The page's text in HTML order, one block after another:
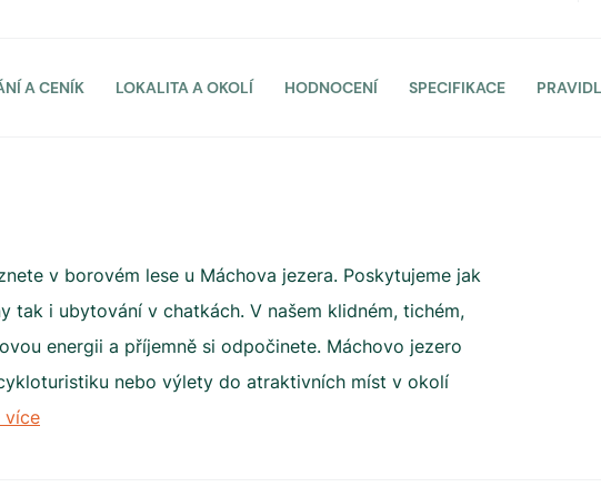
A CENÍK LOKALITA A OKOLÍ HODNOCENÍ SPECIFIKACE
v borovém lese u Máchova jezera. Poskytujeme jak
tak i ubytování v chatkách. V našem klidném, tichém,
energii a příjemně si odpočinete. Máchovo jezero
nebo výlety do atraktivních míst v okolí
více